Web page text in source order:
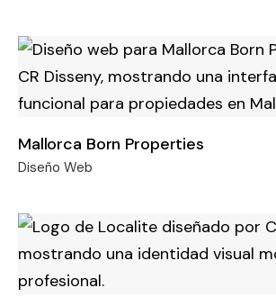
Mallorca Born Properties
Diseño Web